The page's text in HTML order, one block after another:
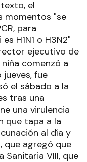
el
momentos "se
para
H1N1 o H3N2"
ejecutivo de
comenzó a
fue
el sábado a la
tras una
una virulencia
que tapa a la
al día y
que agregó que
Sanitaria VIII, que